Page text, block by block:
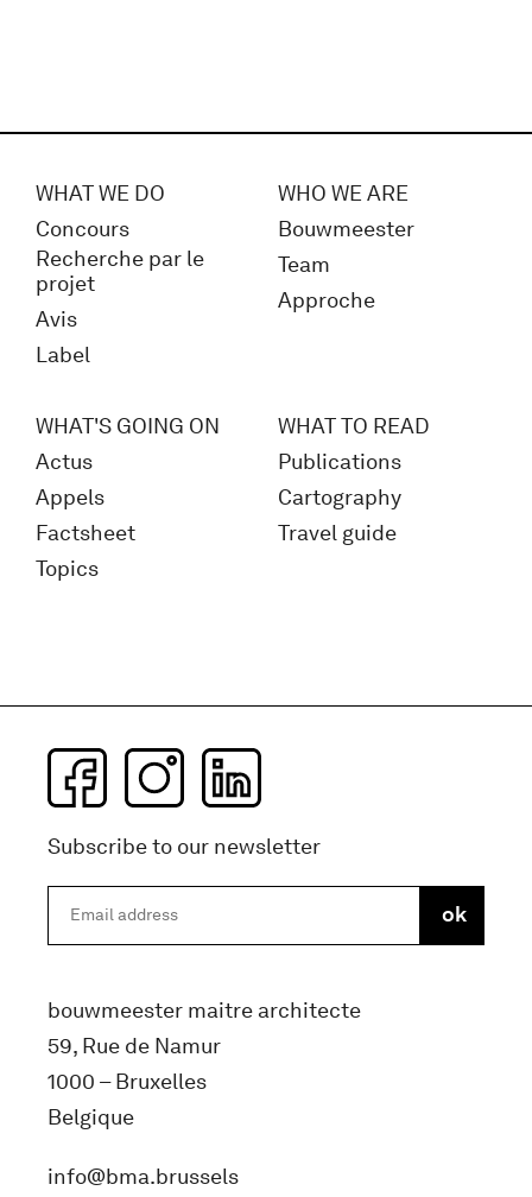
WHAT WE DO
Concours
Recherche par le
projet
Avis
Label
WHO WE ARE
Bouwmeester
Team
Approche
WHAT'S GOING ON
Actus
Appels
Factsheet
Topics
WHAT TO READ
Publications
Cartography
Travel guide
Subscribe to our newsletter
bouwmeester maitre architecte
59, Rue de Namur
1000 – Bruxelles
Belgique
info@bma.brussels